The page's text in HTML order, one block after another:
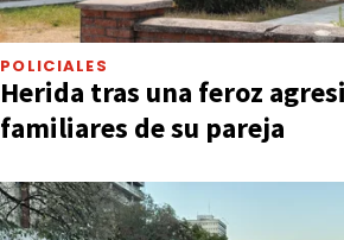
POLICIALES
Herida tras una feroz
familiares de su pareja